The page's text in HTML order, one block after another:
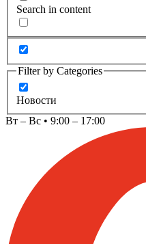
Search in content
Filter by Categories
Новости
Вт – Вс • 9:00 – 17:00